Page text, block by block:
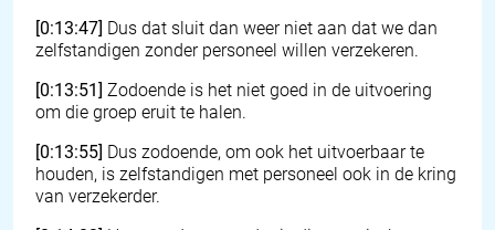
[0:13:47] Dus dat sluit dan weer niet aan dat we dan
zelfstandigen zonder personeel willen verzekeren.
[0:13:51] Zodoende is het niet goed in de uitvoering
om die groep eruit te halen.
[0:13:55] Dus zodoende, om ook het uitvoerbaar te
houden, is zelfstandigen met personeel ook in de kring
van verzekerder.